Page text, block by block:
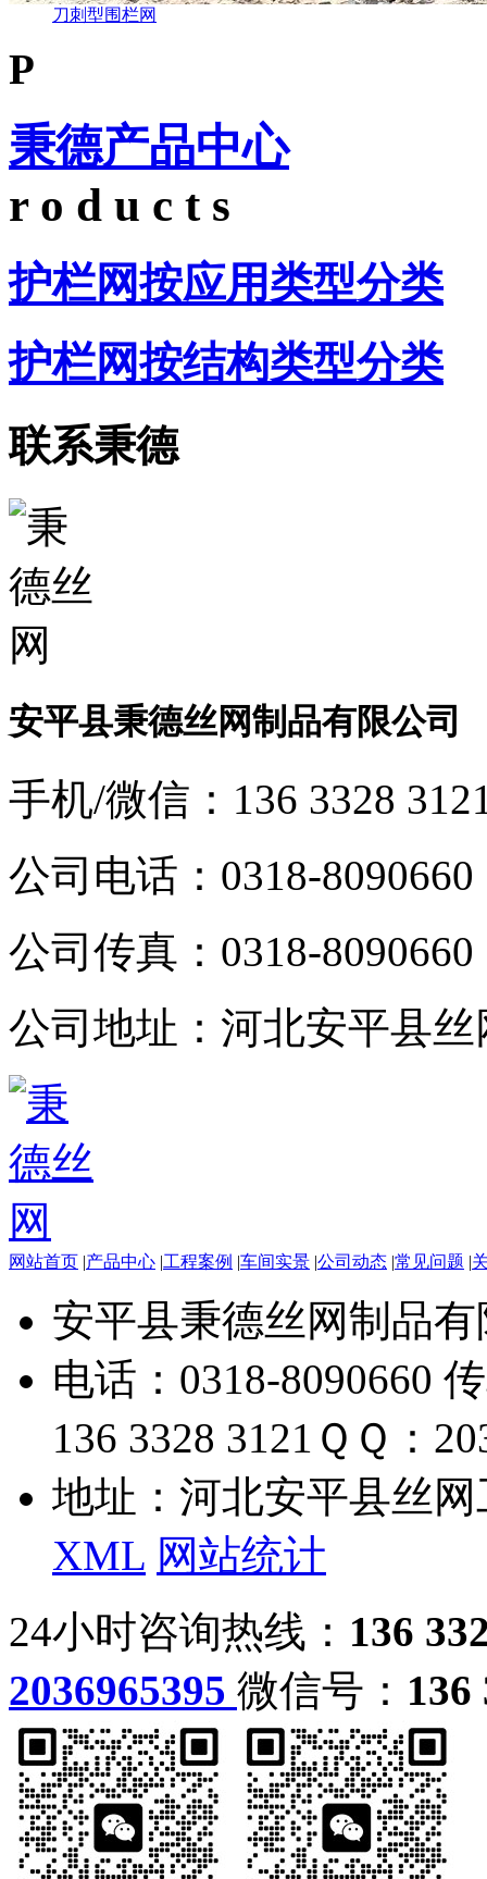
刀刺型围栏网
P
秉德产品中心
r o d u c t s
护栏网按应用类型分类
护栏网按结构类型分类
联系秉德
安平县秉德丝网制品有限公司
手机/微信： 136 3328
公司电话： 0318-8090660
公司传真： 0318-8090660
公司地址： 河北安平县
网站首页 |产品中心 |工程案例 |车间实景 |公司动态 |常见问题 |
安平县秉德丝网制品
电话：0318-8090660
136 3328 3121 ＱＱ：
地址：河北安平县丝
XML 网站统计
24小时咨询热线： 136
2036965395 微信号： 136